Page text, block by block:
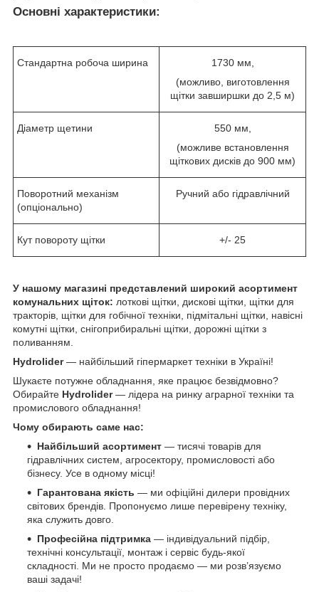
Основні характеристики:
Стандартна робоча ширина
1730 мм,
(можливо, виготовлення
щітки завширшки до 2,5 м)
Діаметр щетини
550 мм,
(можливе встановлення
щіткових дисків до 900 мм)
Поворотний механізм
(опціонально)
Ручний або гідравлічний
Кут повороту щітки +/- 25
У нашому магазині представлений широкий асортимент
комунальних щіток: лоткові щітки, дискові щітки, щітки для
тракторів, щітки для гобічної техніки, підмітальні щітки, навісні
комутні щітки, снігоприбиральні щітки, дорожні щітки з
поливанням.
Hydrolider— найбільший гіпермаркет техніки в Україні!
Шукаєте потужне обладнання, яке працює безвідмовно?
Обирайте Hydrolider— лідера на ринку аграрної техніки та
промислового обладнання!
Чому обирають саме нас:
Найбільший асортимент — тисячі товарів для
гідравлічних систем, агросектору, промисловості або
бізнесу. Усе в одному місці!
Гарантована якість — ми офіційні дилери провідних
світових брендів. Пропонуємо лише перевірену техніку,
яка служить довго.
Професійна підтримка — індивідуальний підбір,
технічні консультації, монтаж і сервіс будь-якої
складності. Ми не просто продаємо — ми розв’язуємо
ваші задачі!